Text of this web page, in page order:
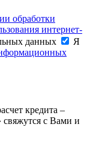
обработки
интернет-
данных
Я
кредита –
с Вами и